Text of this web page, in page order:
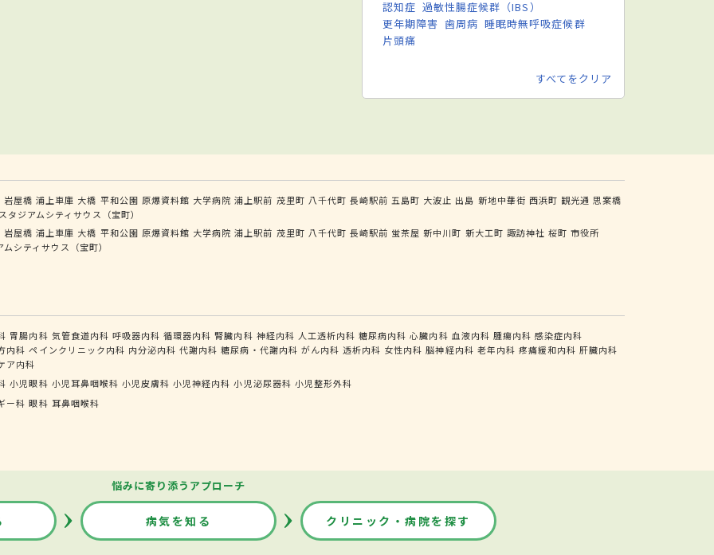
認知症 過敏性腸症候群（IBS）
更年期障害 歯周病 睡眠時無呼吸症候群
片頭痛
すべてをクリア
岩屋橋 浦上車庫 大橋 平和公園 原爆資料館 大学病院 浦上駅前 茂里町 八千代町 長崎駅前 五島町 大波止 出島 新地中華街 西浜町 観光通 思案橋
タジアムシティサウス（宝町）
岩屋橋 浦上車庫 大橋 平和公園 原爆資料館 大学病院 浦上駅前 茂里町 八千代町 長崎駅前 蛍茶屋 新中川町 新大工町 諏訪神社 桜町 市役所
シティサウス（宝町）
胃腸内科 気管食道内科 呼吸器内科 循環器内科 腎臓内科 神経内科 人工透析内科 糖尿病内科 心臓内科 血液内科 腫瘍内科 感染症内科
内科 ペインクリニック内科 内分泌内科 代謝内科 糖尿病・代謝内科 がん内科 透析内科 女性内科 脳神経内科 老年内科 疼痛緩和内科 肝臓内科
ア内科
小児眼科 小児耳鼻咽喉科 小児皮膚科 小児神経内科 小児泌尿器科 小児整形外科
ー科 眼科 耳鼻咽喉科
悩みに寄り添うアプローチ
病気を知る クリニック・病院を探す